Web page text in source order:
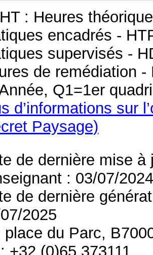
: Heures
encadrés -
supervisés -
de remédiation
Q1=1er
d’informations sur
Paysage)
de dernière mise
: 03/07/
de dernière
2025
place du Parc,
+32 (0)65 373111